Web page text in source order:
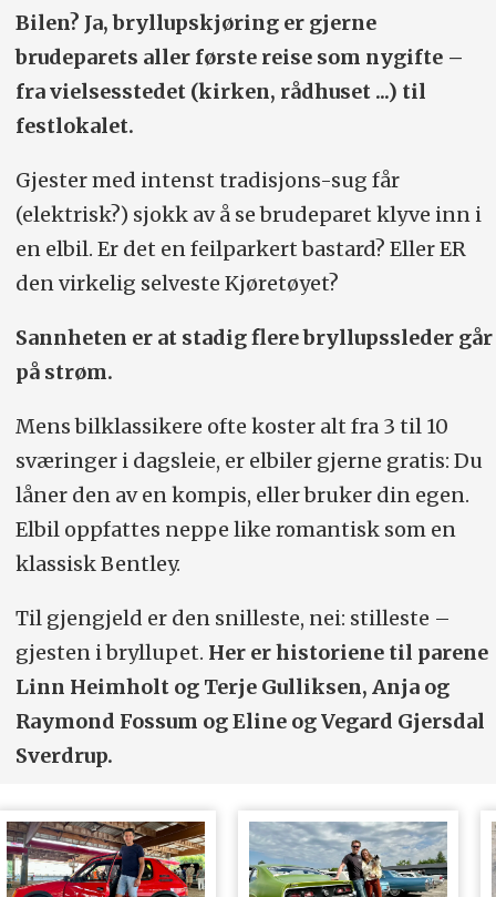
Kilde: SSB. Tips: Bryllupsbil.no
Bilen? Ja, bryllupskjøring er gjerne
brudeparets aller første reise som nygifte –
fra vielsesstedet (kirken, rådhuset ...) til
festlokalet.
Gjester med intenst tradisjons-sug får
(elektrisk?) sjokk av å se brudeparet klyve inn i
en elbil. Er det en feilparkert bastard? Eller ER
den virkelig selveste Kjøretøyet?
Sannheten er at stadig flere bryllupssleder går
på strøm.
Mens bilklassikere ofte koster alt fra 3 til 10
sværinger i dagsleie, er elbiler gjerne gratis: Du
låner den av en kompis, eller bruker din egen.
Elbil oppfattes neppe like romantisk som en
klassisk Bentley.
Til gjengjeld er den snilleste, nei: stilleste –
gjesten i bryllupet. Her er historiene til parene
Linn Heimholt og Terje Gulliksen, Anja og
Raymond Fossum og Eline og Vegard Gjersdal
Sverdrup.